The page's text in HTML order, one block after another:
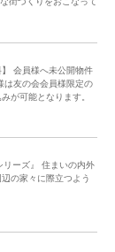
会員様へ未公開物件
は友の会会員様限定の
が可能となります。
リーズ』 住まいの内外
の家々に際立つよう